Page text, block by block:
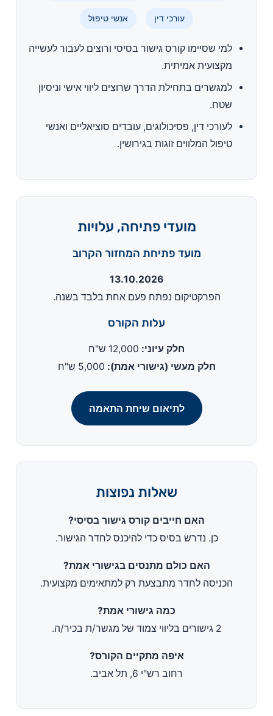
עורכי דין אנשי טיפול
למי שסיימו קורס גישור בסיסי ורוצים לעבור לעשייה
מקצועית אמיתית.
למגשרים בתחילת הדרך שרוצים ליווי אישי וניסיון
שטח.
לעורכי דין, פסיכולוגים, עובדים סוציאליים ואנשי
טיפול המלווים זוגות בגירושין.
מועדי פתיחה, עלויות
מועד פתיחת המחזור הקרוב
13.10.2026
הפרקטיקום נפתח פעם אחת בלבד בשנה.
עלות הקורס
חלק עיוני:
חלק מעשי (גישורי אמת):
לתיאום שיחת התאמה
שאלות נפוצות
האם חייבים קורס גישור בסיסי?
כן. נדרש בסיס כדי להיכנס לחדר הגישור.
האם כולם מתנסים בגישורי אמת?
הכניסה לחדר מתבצעת רק למתאימים מקצועית.
כמה גישורי אמת?
2 גישורים בליווי צמוד של מגשר/ת בכיר/ה.
איפה מתקיים הקורס?
רחוב רש"י 6, תל אביב.